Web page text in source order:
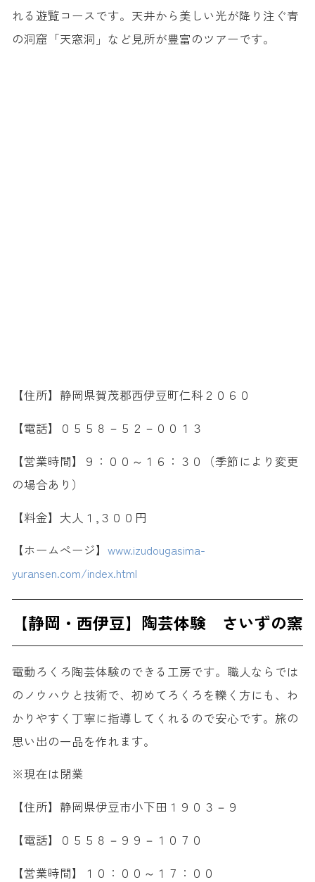
れる遊覧コースです。天井から美しい光が降り注ぐ青
の洞窟「天窓洞」など見所が豊富のツアーです。
【住所】静岡県賀茂郡西伊豆町仁科２０６０
【電話】０５５８－５２－００１３
【営業時間】９：００～１６：３０（季節により変更
の場合あり）
【料金】大人１,３００円
【ホームぺージ】 www.izudougasima-
yuransen.com/index.html
【静岡・西伊豆】陶芸体験 さいずの窯
電動ろくろ陶芸体験のできる工房です。職人ならでは
のノウハウと技術で、初めてろくろを轢く方にも、わ
かりやすく丁寧に指導してくれるので安心です。旅の
思い出の一品を作れます。
※現在は閉業
【住所】静岡県伊豆市小下田１９０３－９
【電話】０５５８－９９－１０７０
【営業時間】１０：００～１７：００